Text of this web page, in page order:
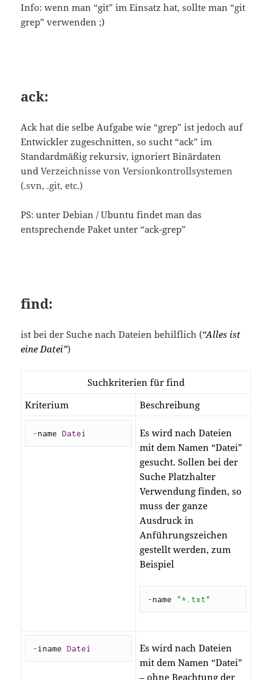
Info: wenn man “git” im Einsatz hat, sollte man “git
grep” verwenden ;)
ack:
Ack hat die selbe Aufgabe wie “grep” ist jedoch auf
Entwickler zugeschnitten, so sucht “ack” im
Standardmäßig rekursiv, ignoriert Binärdaten
undVerzeichnisse von Versionkontrollsystemen
(.svn, .git, etc.)
PS: unter Debian / Ubuntu findet man das
entsprechende Paket unter “ack-grep”
find:
ist bei der Suche nach Dateien behilflich (“Alles ist
eine Datei”)
Suchkriterien für find
Kriterium
Beschreibung
-name Datei
Es wird nach Dateien
mit dem Namen “Datei”
gesucht. Sollen bei der
Suche Platzhalter
Verwendung finden, so
muss der ganze
Ausdruck in
Anführungszeichen
gestellt werden, zum
Beispiel
-name "*.txt"
-iname Datei
Es wird nach Dateien
mit dem Namen “Datei”
– ohne Beachtung der